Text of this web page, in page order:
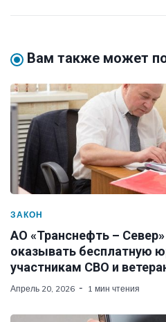
Вам также может
ЗАКОН
АО «Транснефть –
оказывать бесплатную
участникам СВО и
Апрель 20, 2026 1 мин чтения